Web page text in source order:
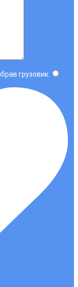
грузовик.